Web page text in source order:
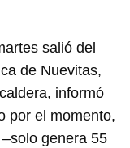
salió del
de Nuevitas,
informó
por el momento,
genera 55